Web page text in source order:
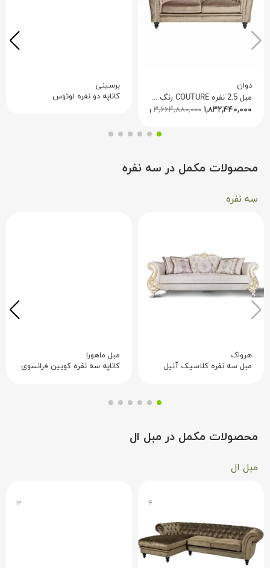
خریدی ضروری به شمار می‌رود.
دوان
مبل 2.5 نفره COUTURE رنگ قهوه ای 496082
۳,۶۶۴,۸۸۰,۰۰۰ ۱,۸۳۲,۴۴۰,۰۰۰ ریال
برسینی
کاناپه دو نفره لوتوس
محصولات مکمل در سه نفره
سه نفره
هرواک
مبل سه نفره کلاسیک آنیل
مبل ماهورا
کاناپه سه نفره کویین فرانسوی
محصولات مکمل در مبل ال
مبل ال
۴ ۱۲